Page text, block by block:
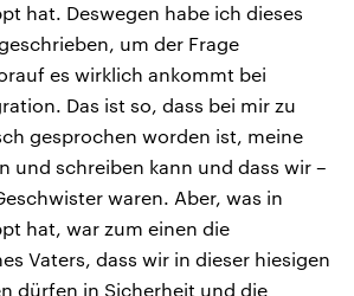
hat. Deswegen habe ich dieses
um der Frage
es wirklich ankommt bei
Das ist so, dass bei mir zu
gesprochen worden ist, meine
und schreiben kann und dass wir –
waren. Aber, was in
hat, war zum einen die
Vaters, dass wir in dieser hiesigen
dürfen in Sicherheit und die